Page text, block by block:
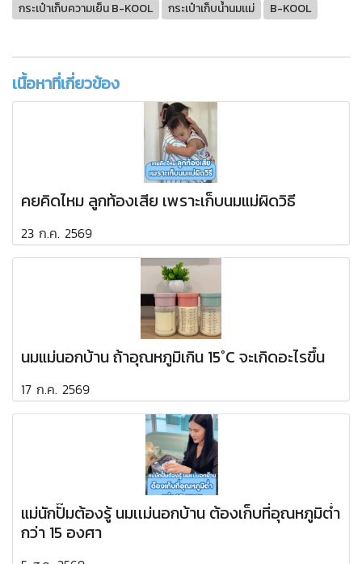
กระเป๋าเก็บความเย็น B-KOOL กระเป๋าเก็บน้ำนมเเม่ B-KOOL
เนื้อหาที่เกี่ยวข้อง
คยคิดไหม ลูกท้องเสีย เพราะเก็บนมแม่ผิดวิธี
23 ก.ค. 2569
นมแม่นอกบ้าน ถ้าอุณหภูมิเกิน 15°C จะเกิดอะไรขึ้น
17 ก.ค. 2569
แม่นักปั๊มต้องรู้ นมเเม่นอกบ้าน ต้องเก็บที่อุณหภูมิต่ำ
กว่า 15 องศา